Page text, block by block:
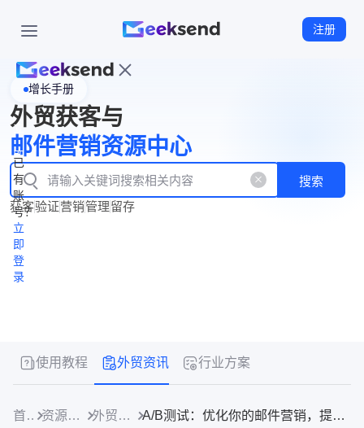
注册
页
WhatsApp
企业号
New
产
品
功
能
产
品
价
格
资
源
中
心
立
即
注
册
已
有
账
号？
立
即
登
录
增长手册
外贸获客与
邮件营销资源中心
搜索
获客验证营销管理留存
使用教程 外贸资讯 行业方案
首页 资源中心 外贸资讯 A/B测试：优化你的邮件营销，提高转化率